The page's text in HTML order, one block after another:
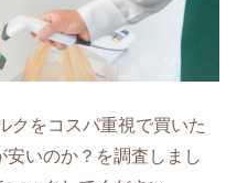
クをコスパ重視で買いた
いのか？を調査しまし